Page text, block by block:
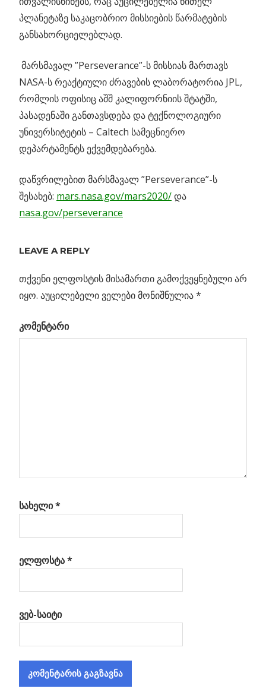
პლანეტაზე საკაცობრიო მისსიების წარმატების
განსახორციელებლად.
მარსმავალ ”Perseverance”-ს მისსიას მართავს
NASA-ს რეაქტიული ძრავების ლაბორატორია JPL,
რომლის ოფისიც აშშ კალიფორნიის შტატში,
პასადენაში განთავსდება და ტექნოლოგიური
უნივერსიტეტის – Caltech სამეცნიერო
დეპარტამენტს ექვემდებარება.
დაწვრილებით მარსმავალ ”Perseverance”-ს
შესახებ: mars.nasa.gov/mars2020/და
nasa.gov/perseverance
ნავიგაცია
Previous
“მოვლენათა
ტელეკსოპი”:
კენტავრი A-ს
ჭავლები
LEAVE A REPLY
თქვენი ელფოსტის მისამართი გამოქვეყნებული არ
იყო. აუცილებელი ველები მონიშნულია*
კომენტარი
სახელი*
ელფოსტა*
ვებ-საიტი